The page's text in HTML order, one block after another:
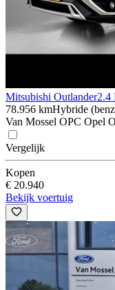
Mitsubishi Outlander2.4
78.956 kmHybride
Van Mossel OPC Opel
Vergelijk
Kopen
€ 20.940
Bekijk voertuig